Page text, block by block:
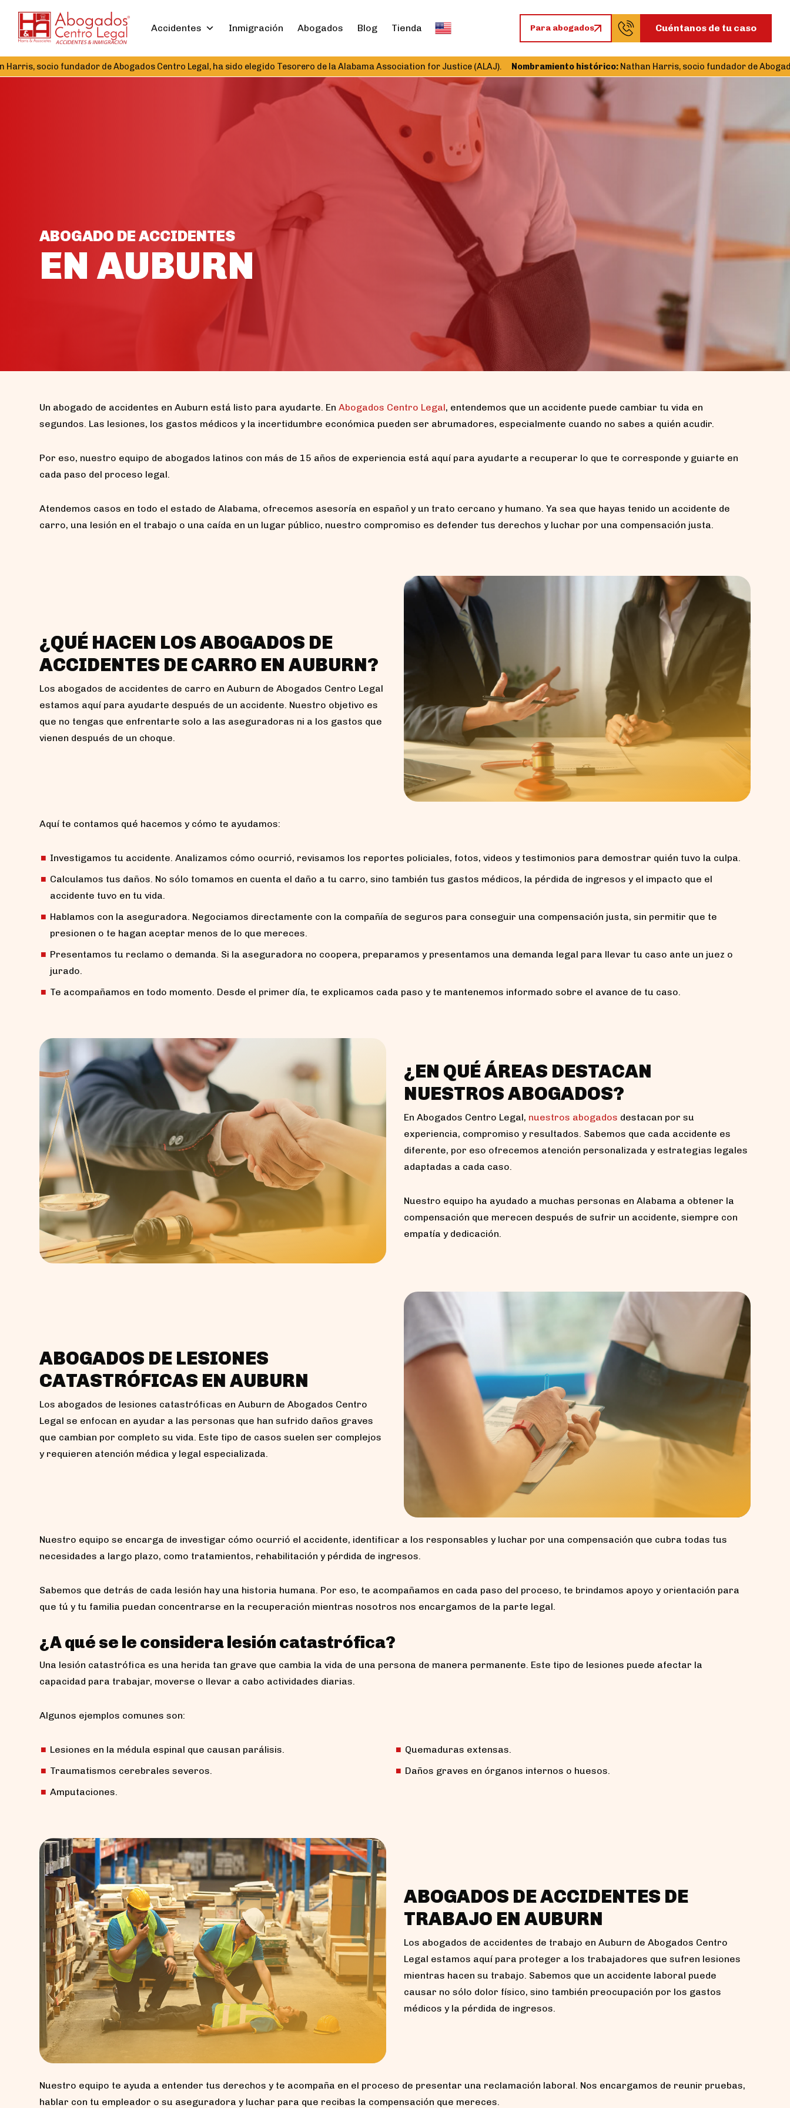
Accidentes Inmigración Abogados Blog Tienda Para abogados Cuéntanos de tu caso
fundador de Abogados Centro Legal, ha sido elegido Tesorero de la Alabama Association for Justice (ALAJ). Nombramiento histórico:Nathan Harris, socio fundador de Abogados
ABOGADO DE ACCIDENTES
EN AUBURN
Un abogado de accidentes en Auburn está listo para ayudarte. En Abogados Centro Legal, entendemos que un accidente puede cambiar tu vida en
segundos. Las lesiones, los gastos médicos y la incertidumbre económica pueden ser abrumadores, especialmente cuando no sabes a quién acudir.
Por eso, nuestro equipo de abogados latinos con más de 15 años de experiencia está aquí para ayudarte a recuperar lo que te corresponde y guiarte en
cada paso del proceso legal.
Atendemos casos en todo el estado de Alabama, ofrecemos asesoría en español y un trato cercano y humano. Ya sea que hayas tenido un accidente de
carro, una lesión en el trabajo o una caída en un lugar público, nuestro compromiso es defender tus derechos y luchar por una compensación justa.
¿QUÉ HACEN LOS ABOGADOS DE
ACCIDENTES DE CARRO EN AUBURN?
Los abogados de accidentes de carro en Auburn de Abogados Centro Legal
estamos aquí para ayudarte después de un accidente. Nuestro objetivo es
que no tengas que enfrentarte solo a las aseguradoras ni a los gastos que
vienen después de un choque.
Aquí te contamos qué hacemos y cómo te ayudamos:
Investigamos tu accidente. Analizamos cómo ocurrió, revisamos los reportes policiales, fotos, videos y testimonios para demostrar quién tuvo la culpa.
Calculamos tus daños. No sólo tomamos en cuenta el daño a tu carro, sino también tus gastos médicos, la pérdida de ingresos y el impacto que el
accidente tuvo en tu vida.
Hablamos con la aseguradora. Negociamos directamente con la compañía de seguros para conseguir una compensación justa, sin permitir que te
presionen o te hagan aceptar menos de lo que mereces.
Presentamos tu reclamo o demanda. Si la aseguradora no coopera, preparamos y presentamos una demanda legal para llevar tu caso ante un juez o
jurado.
Te acompañamos en todo momento. Desde el primer día, te explicamos cada paso y te mantenemos informado sobre el avance de tu caso.
¿EN QUÉ ÁREAS DESTACAN
NUESTROS ABOGADOS?
En Abogados Centro Legal, nuestros abogados destacan por su
experiencia, compromiso y resultados. Sabemos que cada accidente es
diferente, por eso ofrecemos atención personalizada y estrategias legales
adaptadas a cada caso.
Nuestro equipo ha ayudado a muchas personas en Alabama a obtener la
compensación que merecen después de sufrir un accidente, siempre con
empatía y dedicación.
ABOGADOS DE LESIONES
CATASTRÓFICAS EN AUBURN
Los abogados de lesiones catastróficas en Auburn de Abogados Centro
Legal se enfocan en ayudar a las personas que han sufrido daños graves
que cambian por completo su vida. Este tipo de casos suelen ser complejos
y requieren atención médica y legal especializada.
Nuestro equipo se encarga de investigar cómo ocurrió el accidente, identificar a los responsables y luchar por una compensación que cubra todas tus
necesidades a largo plazo, como tratamientos, rehabilitación y pérdida de ingresos.
Sabemos que detrás de cada lesión hay una historia humana. Por eso, te acompañamos en cada paso del proceso, te brindamos apoyo y orientación para
que tú y tu familia puedan concentrarse en la recuperación mientras nosotros nos encargamos de la parte legal.
¿A qué se le considera lesión catastrófica?
Una lesión catastrófica es una herida tan grave que cambia la vida de una persona de manera permanente. Este tipo de lesiones puede afectar la
capacidad para trabajar, moverse o llevar a cabo actividades diarias.
Algunos ejemplos comunes son:
Lesiones en la médula espinal que causan parálisis.
Traumatismos cerebrales severos.
Amputaciones.
Quemaduras extensas.
Daños graves en órganos internos o huesos.
ABOGADOS DE ACCIDENTES DE
TRABAJO EN AUBURN
Los abogados de accidentes de trabajo en Auburn de Abogados Centro
Legal estamos aquí para proteger a los trabajadores que sufren lesiones
mientras hacen su trabajo. Sabemos que un accidente laboral puede
causar no sólo dolor físico, sino también preocupación por los gastos
médicos y la pérdida de ingresos.
Nuestro equipo te ayuda a entender tus derechos y te acompaña en el proceso de presentar una reclamación laboral. Nos encargamos de reunir pruebas,
hablar con tu empleador o su aseguradora y luchar para que recibas la compensación que mereces.